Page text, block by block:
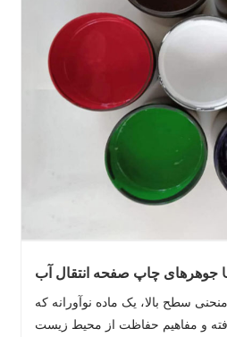
جوهرهای چاپ صفحه انتقال آب Uvled: نوآوری سبز در
سطح بالا، یک ماده نوآورانه که
و مفاهیم حفاظت از محیط زیست